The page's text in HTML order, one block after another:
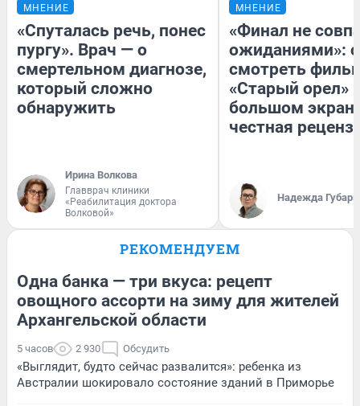
МНЕНИЕ
«Спуталась речь, понес
пургу». Врач — о
смертельном диагнозе,
который сложно
обнаружить
Ирина Волкова
Главврач клиники
«Реабилитация доктора
Волковой»
МНЕНИЕ
«Финал не
ожиданиями»:
смотреть
«Старый орел»
большом
честная
Надежда Губарь
РЕКОМЕНДУЕМ
Одна банка — три вкуса: рецепт
овощного ассорти на зиму для жителей
Архангельской области
5 часов 2 930 Обсудить
«Выглядит, будто сейчас развалится»: ребенка из
Австралии шокировало состояние зданий в Приморье